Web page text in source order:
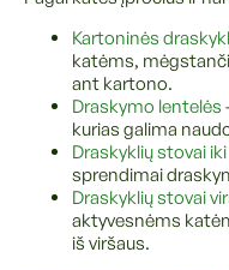
Kartoninės
katėms,
ant kartono.
Draskymo lentelės
kurias galima
Draskyklių stovai iki
sprendimai
Draskyklių stovai
aktyvesnėms
iš viršaus.